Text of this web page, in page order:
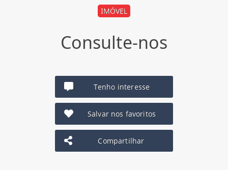
IMÓVEL
Consulte-nos
Tenho interesse
Salvar nos favoritos
Compartilhar